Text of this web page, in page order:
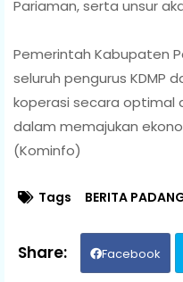
Pariaman, serta unsur
Pemerintah Kabupaten
seluruh pengurus KDMP
koperasi secara optimal
dalam memajukan
(Kominfo)
Tags BERITA
Facebook